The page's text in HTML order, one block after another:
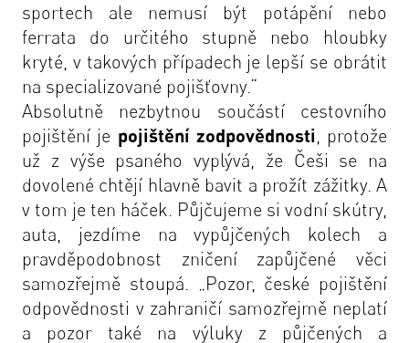
sportech ale nemusí být potápění nebo
ferrata do určitého stupně nebo hloubky
kryté, v takových případech je lepší se obrátit
na specializované pojišťovny.“
Absolutně nezbytnou součástí cestovního
pojištění je pojištění zodpovědnosti, protože
už z výše psaného vyplývá, že Češi se na
dovolené chtějí hlavně bavit a prožít zážitky. A
v tom je ten háček. Půjčujeme si vodní skútry,
auta, jezdíme na vypůjčených kolech a
pravděpodobnost zničení zapůjčené věci
samozřejmě stoupá. „Pozor, české pojištění
odpovědnosti v zahraničí samozřejmě neplatí
a pozor také na výluky z půjčených a